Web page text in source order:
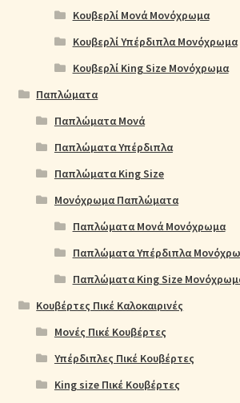
Κουβερλί Μονά Μονόχρωμα
Κουβερλί Υπέρδιπλα Μονόχρωμα
Κουβερλί King Size Μονόχρωμα
Παπλώματα
Παπλώματα Μονά
Παπλώματα Υπέρδιπλα
Παπλώματα King Size
Μονόχρωμα Παπλώματα
Παπλώματα Μονά Μονόχρωμα
Παπλώματα Υπέρδιπλα
Παπλώματα King Size
Κουβέρτες Πικέ Καλοκαιρινές
Μονές Πικέ Κουβέρτες
Υπέρδιπλες Πικέ Κουβέρτες
King size Πικέ Κουβέρτες